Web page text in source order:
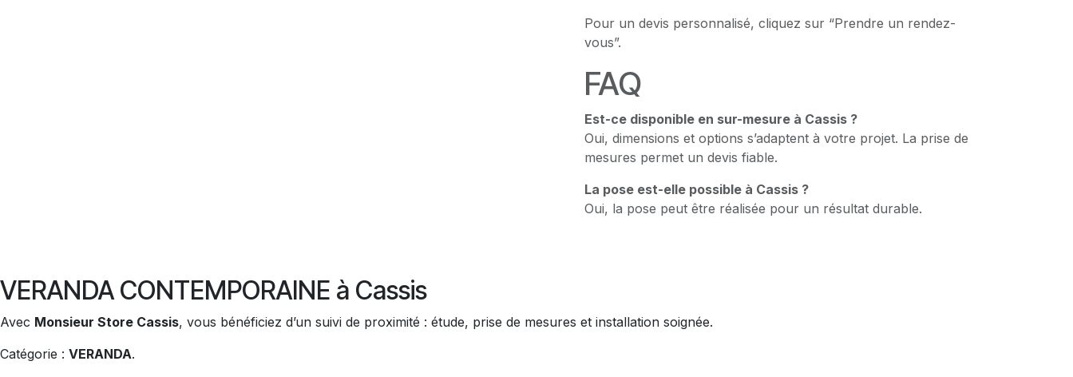
Pour un devis personnalisé, cliquez sur “Prendre un rendez-
vous”.
FAQ
Est-ce disponible en sur-mesure à Cassis ?
Oui, dimensions et options s’adaptent à votre projet. La prise de
mesures permet un devis fiable.
La pose est-elle possible à Cassis ?
Oui, la pose peut être réalisée pour un résultat durable.
VERANDA CONTEMPORAINE à Cassis
Avec Monsieur Store Cassis, vous bénéficiez d’un suivi de proximité : étude, prise de mesures et installation soignée.
Catégorie : VERANDA.